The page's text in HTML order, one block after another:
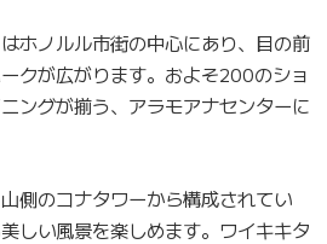
ホノルル市街の中心にあり、目の前
クが広がります。およそ200のショ
ングが揃う、アラモアナセンターに
側のコナタワーから構成されてい
しい風景を楽しめます。ワイキキタ